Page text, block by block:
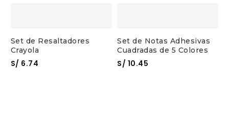
Set de Resaltadores
Crayola
S/ 6.74
Set de Notas Adhesivas
Cuadradas de 5 Colores
S/ 10.45